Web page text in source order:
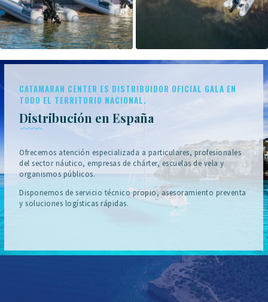
CATAMARAN CENTER ES DISTRIBUIDOR OFICIAL GALA EN
TODO EL TERRITORIO NACIONAL.
Distribución en España
Ofrecemos atención especializada a particulares, profesionales
del sector náutico, empresas de chárter, escuelas de vela y
organismos públicos.
Disponemos de servicio técnico propio, asesoramiento preventa
y soluciones logísticas rápidas.